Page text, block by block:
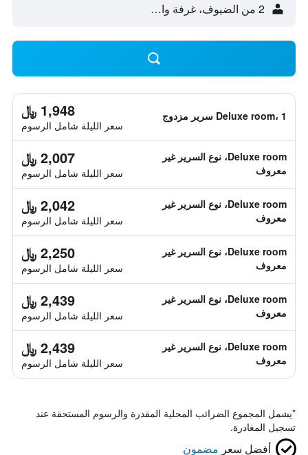
2 من الضيوف، غرفة واحدة
Deluxe room، 1 سرير مزدوج 1,948 ﷼
سعر الليلة شامل الرسوم
Deluxe room، نوع السرير غير
معروف
2,007 ﷼
سعر الليلة شامل الرسوم
Deluxe room، نوع السرير غير
معروف
2,042 ﷼
سعر الليلة شامل الرسوم
Deluxe room، نوع السرير غير
معروف
2,250 ﷼
سعر الليلة شامل الرسوم
Deluxe room، نوع السرير غير
معروف
2,439 ﷼
سعر الليلة شامل الرسوم
Deluxe room، نوع السرير غير
معروف
2,439 ﷼
سعر الليلة شامل الرسوم
*يشمل المجموع الضرائب المحلية المقدرة والرسوم المستحقة عند
تسجيل المغادرة.
أفضل سعر مضمون